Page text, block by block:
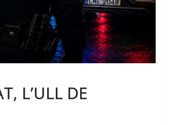
L’ULL DE